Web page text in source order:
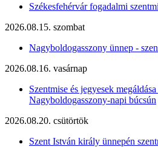
Székesfehérvár fogadalmi
2026.08.15. szombat
Nagyboldogasszony ünnep -
2026.08.16. vasárnap
Szentmise és jegyesek
Nagyboldogasszony-napi búcsún
2026.08.20. csütörtök
Szent István király ünnepén